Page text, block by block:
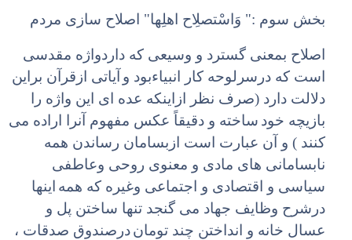
بخش سوم :" وَ‌اسْتصلِاح اهلِها" اصلاح سازی مردم
اصلاح بمعنی گسترد و وسیعی که داردواژه مقدسی
است که درسرلوحه کار انبیاء‌بود و آیاتی ازقرآن براین
دلالت دارد (صرف نظر ازاینکه عده ای این واژه را
بازیچه خود ساخته و دقیقاً عکس مفهوم آنرا اراده می
کنند ) و آن عبارت است ازبسامان رساندن همه
نابسامانی های مادی و معنوی روحی وعاطفی
سیاسی و اقتصادی و اجتماعی وغیره که همه اینها
درشرح وظایف جهاد می گنجد تنها ساختن پل و
عسال خانه و انداختن چند توماندرصندوق صدقات ،